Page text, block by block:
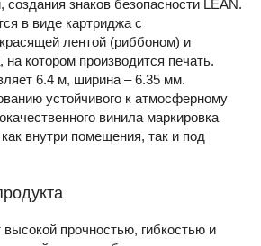
создания знаков безопасности LEAN.
в виде картриджа с
лентой (риббоном) и
котором производится печать.
6.4 м, ширина – 6.35 мм.
устойчивого к атмосферному
винила маркировка
внутри помещения, так и под
прочностью, гибкостью и